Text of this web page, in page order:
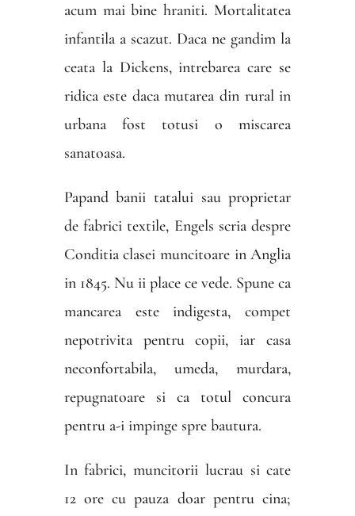
acum mai bine hraniti. Mortalitatea
infantila a scazut. Daca ne gandim la
ceata la Dickens, intrebarea care se
ridica este daca mutarea din rural in
urbana fost totusi o miscarea
sanatoasa.
Papand banii tatalui sau proprietar
de fabrici textile, Engels scria despre
Conditia clasei muncitoare in Anglia
in 1845. Nu ii place ce vede. Spune ca
mancarea este indigesta, compet
nepotrivita pentru copii, iar casa
neconfortabila, umeda, murdara,
repugnatoare si ca totul concura
pentru a-i impinge spre bautura.
In fabrici, muncitorii lucrau si cate
12 ore cu pauza doar pentru cina;